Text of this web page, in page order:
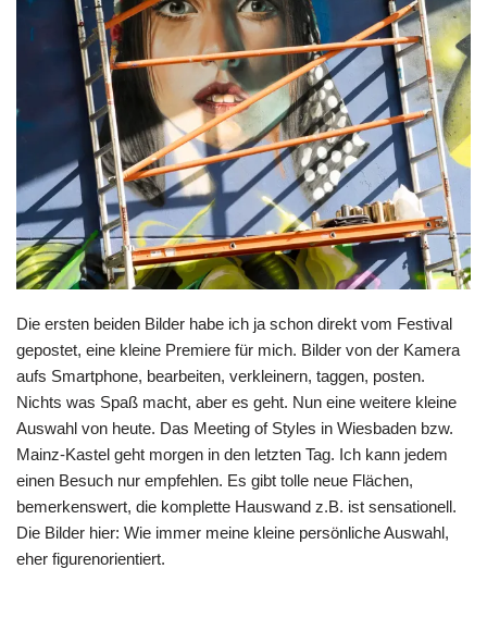
Die ersten beiden Bilder habe ich ja schon direkt vom Festival
gepostet, eine kleine Premiere für mich. Bilder von der Kamera
aufs Smartphone, bearbeiten, verkleinern, taggen, posten.
Nichts was Spaß macht, aber es geht. Nun eine weitere kleine
Auswahl von heute. Das Meeting of Styles in Wiesbaden bzw.
Mainz-Kastel geht morgen in den letzten Tag. Ich kann jedem
einen Besuch nur empfehlen. Es gibt tolle neue Flächen,
bemerkenswert, die komplette Hauswand z.B. ist sensationell.
Die Bilder hier: Wie immer meine kleine persönliche Auswahl,
eher figurenorientiert.